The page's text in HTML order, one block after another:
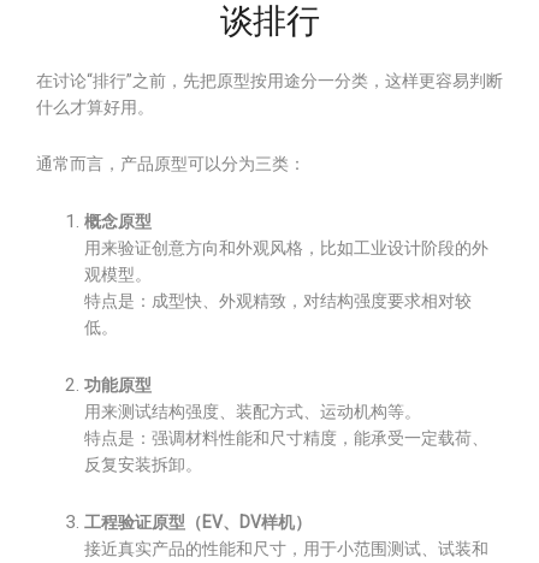
谈排行
在讨论“排行”之前，先把原型按用途分一分类，这样更容易判断
什么才算好用。
通常而言，产品原型可以分为三类：
概念原型
用来验证创意方向和外观风格，比如工业设计阶段的外
观模型。
特点是：成型快、外观精致，对结构强度要求相对较
低。
功能原型
用来测试结构强度、装配方式、运动机构等。
特点是：强调材料性能和尺寸精度，能承受一定载荷、
反复安装拆卸。
工程验证原型（EV、DV样机）
接近真实产品的性能和尺寸，用于小范围测试、试装和